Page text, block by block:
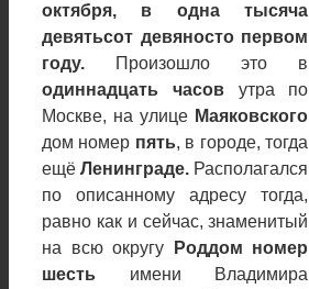
октября, в одна тысяча
девятьсот девяносто первом
году. Произошло это в
одиннадцать часовутра по
Москве, на улице Маяковского
дом номер пять, в городе, тогда
ещёЛенинграде. Располагался
по описанному адресу тогда,
равно как и сейчас, знаменитый
на всю округу
Роддом номер
шесть имени Владимира